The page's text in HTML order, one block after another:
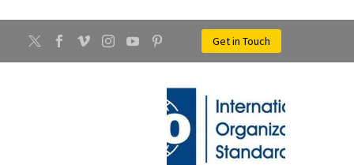
Get in Touch